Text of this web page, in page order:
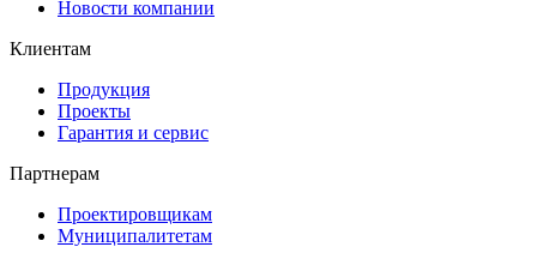
Новости компании
Клиентам
Продукция
Проекты
Гарантия и сервис
Партнерам
Проектировщикам
Муниципалитетам